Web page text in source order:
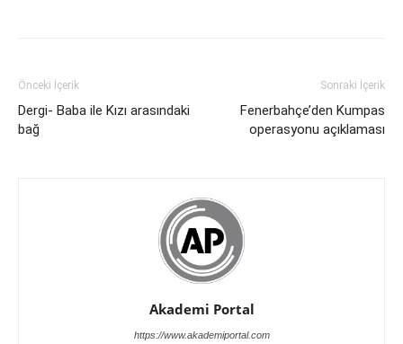
Önceki İçerik
Dergi- Baba ile Kızı arasındaki
bağ
Sonraki İçerik
Fenerbahçe’den Kumpas
operasyonu açıklaması
Akademi Portal
https://www.akademiportal.com